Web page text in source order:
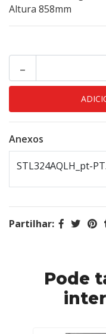
Altura 858mm
-
Anexos
STL324AQLH_pt-
Partilhar:
Pode